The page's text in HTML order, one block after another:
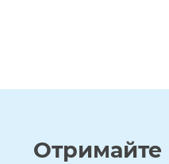
Отримайте